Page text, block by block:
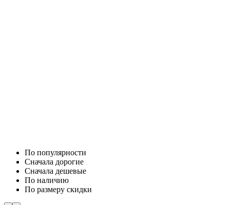
По популярности
Cначала дорогие
Cначала дешевые
По наличию
По размеру скидки